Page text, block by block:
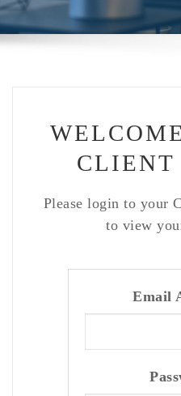
CLIENT
Please login to your
to view
Email